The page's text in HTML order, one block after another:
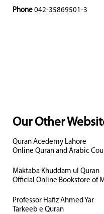
Phone 042-35869501-3
Our Other
Quran Acedemy Lahore
Online Quran and Arabic
Maktaba Khuddam ul Quran
Official Online Bookstore of
Professor Hafiz Ahmed Yar
Tarkeeb e Quran